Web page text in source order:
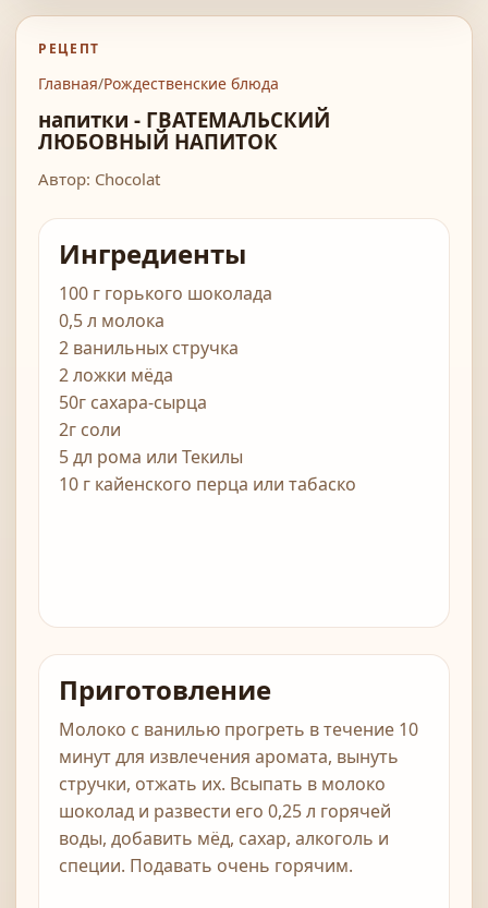
РЕЦЕПТ
Главная/Рождественские блюда
напитки - ГВАТЕМАЛЬСКИЙ
ЛЮБОВНЫЙ НАПИТОК
Автор: Chocolat
Ингредиенты
100 г горького шоколада
0,5 л молока
2 ванильных стручка
2 ложки мёда
50г сахара-сырца
2г соли
5 дл рома или Текилы
10 г кайенского перца или табаско
Приготовление
Молоко с ванилью прогреть в течение 10
минут для извлечения аромата, вынуть
стручки, отжать их. Всыпать в молоко
шоколад и развести его 0,25 л горячей
воды, добавить мёд, сахар, алкоголь и
специи. Подавать очень горячим.